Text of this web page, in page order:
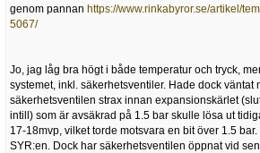
genom pannan https://www.rinkabyror.se/artikel/
5067/
Jo, jag låg bra högt i både temperatur och tryck,
systemet, inkl. säkerhetsventiler. Hade dock väntat
säkerhetsventilen strax innan expansionskärlet
intill) som är avsäkrad på 1.5 bar skulle lösa ut
17-18mvp, vilket torde motsvara en bit över 1.5
SYR:en. Dock har säkerhetsventilen öppnat vid